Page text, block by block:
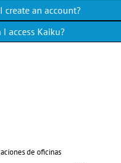
create an account?
I access Kaiku?
de oficinas